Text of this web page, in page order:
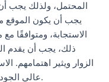
المحتمل، ولذلك يجب
يجب أن يكون الموقع
الاستجابة، ومتوافقًا
ذلك، يجب أن يقدم
الزوار ويثير اهتمامهم.
عالي الجودة هو استثمار في مستقبل النجاح والنمو.